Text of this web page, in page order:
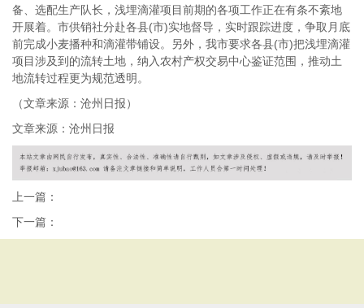
备、选配生产队长，浅埋滴灌项目前期的各项工作正在有条不紊地
开展着。市供销社分赴各县(市)实地督导，实时跟踪进度，争取月底
前完成小麦播种和滴灌带铺设。另外，我市要求各县(市)把浅埋滴灌
项目涉及到的流转土地，纳入农村产权交易中心鉴证范围，推动土
地流转过程更为规范透明。
（文章来源：沧州日报）
文章来源：沧州日报
上一篇：
下一篇：